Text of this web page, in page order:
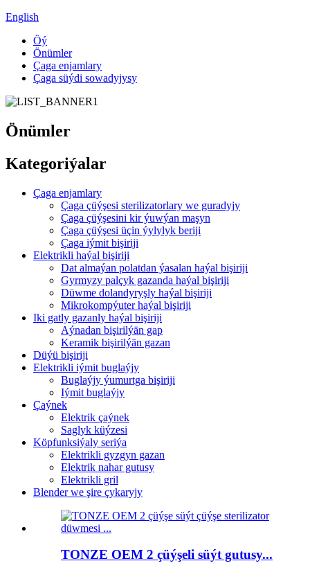
English
Öý
Önümler
Çaga enjamlary
Çaga süýdi sowadyjysy
Önümler
Kategoriýalar
Çaga enjamlary
Çaga çüýşesi sterilizatorlary we guradyjy
Çaga çüýşesini kir ýuwýan maşyn
Çaga çüýşesi üçin ýylylyk beriji
Çaga iýmit bişiriji
Elektrikli haýal bişiriji
Dat almaýan polatdan ýasalan haýal bişiriji
Gyrmyzy palçyk gazanda haýal bişiriji
Düwme dolandyryşly haýal bişiriji
Mikrokompýuter haýal bişiriji
Iki gatly gazanly haýal bişiriji
Aýnadan bişirilýän gap
Keramik bişirilýän gazan
Düýü bişiriji
Elektrikli iýmit buglaýjy
Buglaýjy ýumurtga bişiriji
Iýmit buglaýjy
Çaýnek
Elektrik çaýnek
Saglyk küýzesi
Köpfunksiýaly seriýa
Elektrikli gyzgyn gazan
Elektrik nahar gutusy
Elektrikli gril
Blender we şire çykaryjy
TONZE OEM 2 çüýşeli süýt gutusy...